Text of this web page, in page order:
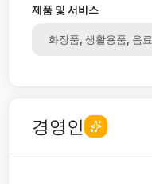
제품 및 서비스
화장품, 생활용품, 음료
경영인